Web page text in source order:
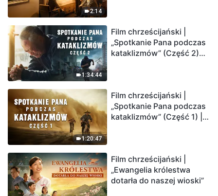
2:14
1:34:44
Film chrześcijański |
„Spotkanie Pana podczas
kataklizmów” (Część 2)
Ludzkość weszła w
odliczanie. Czy znalazłeś
już drogę ocalenia?
1:20:47
Film chrześcijański |
„Spotkanie Pana podczas
kataklizmów” (Część 1) |
Film chrześcijański |
„Ewangelia królestwa
dotarła do naszej wioski”